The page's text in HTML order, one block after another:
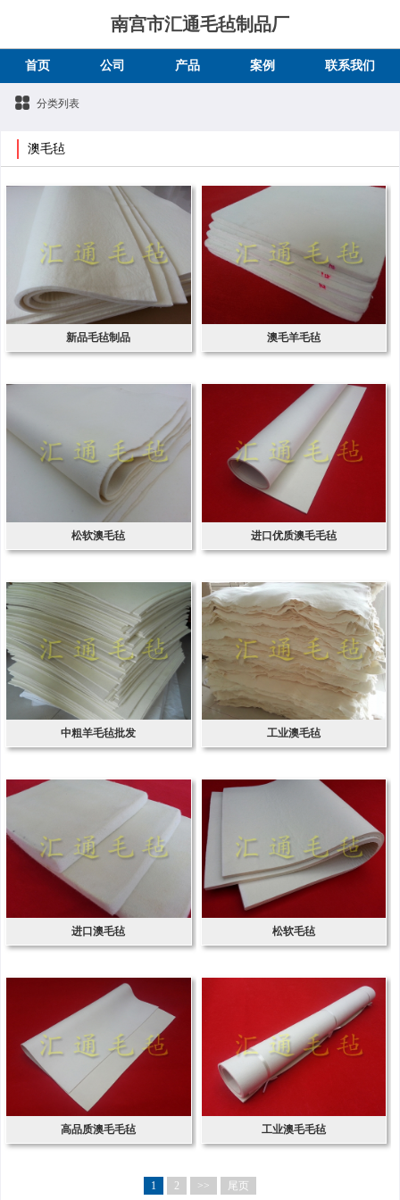
南宫市汇通毛毡制品厂
首页 公司 产品 案例 联系我们
分类列表
澳毛毡
新品毛毡制品 澳毛羊毛毡
松软澳毛毡 进口优质澳毛毛毡
中粗羊毛毡批发 工业澳毛毡
进口澳毛毡 松软毛毡
高品质澳毛毛毡 工业澳毛毛毡
1 2 >> 尾页